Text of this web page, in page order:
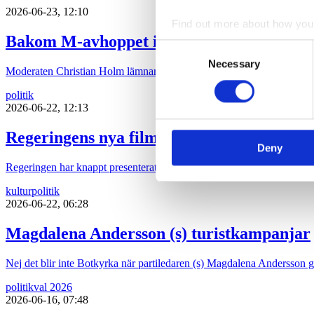
Find out more about how
We use cookies to
information about your use
other information that
Consent
Necessary
Deny
2026-06-23, 12:10
Bakom M-avhoppet i Karlstad
Moderaten Christian Holm lämnar sina politiska uppdrag i Karlstad
politik
2026-06-22, 12:13
Regeringens nya filmpolitik sågas
Regeringen har knappt presenterat sin proposition ”Ny politisk
kulturpolitik
2026-06-22, 06:28
Magdalena Andersson (s) turistkampanjar
Nej det blir inte Botkyrka när partiledaren (s) Magdalena Andersson
politikval 2026
2026-06-16, 07:48